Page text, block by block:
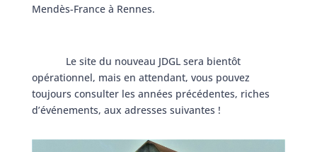
Mendès-France à Rennes.
Le site du nouveau JDGL sera bientôt
opérationnel, mais en attendant, vous pouvez
toujours consulter les années précédentes, riches
d’événements, aux adresses suivantes !